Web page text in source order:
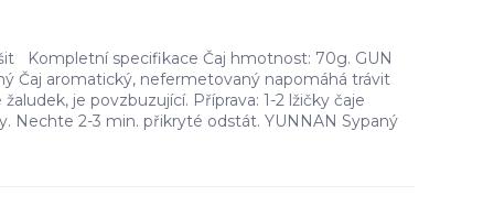
Kompletní specifikace Čaj hmotnost: 70g. GUN
Čaj aromatický, nefermetovaný napomáhá trávit
je povzbuzující. Příprava: 1-2 lžičky čaje
Nechte 2-3 min. přikryté odstát. YUNNAN Sypaný